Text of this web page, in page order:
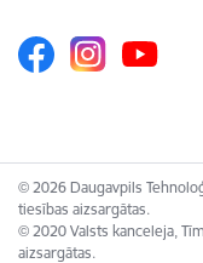
© 2026 Daugavpils
tiesības aizsargātas.
© 2020 Valsts kanceleja,
aizsargātas.